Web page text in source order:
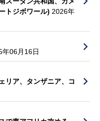
トジボワール) 2026年
年06月16日
リア、タンザニア、コ